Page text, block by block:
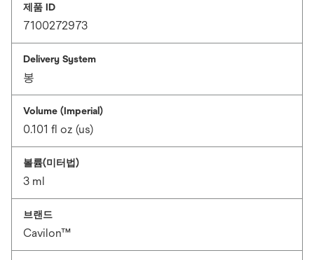
제품 ID
7100272973
Delivery System
봉
Volume (Imperial)
0.101 fl oz (us)
볼륨(미터법)
3 ml
브랜드
Cavilon™